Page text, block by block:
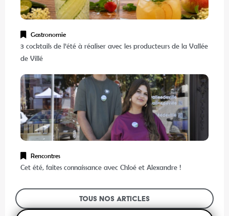
Gastronomie
3 cocktails de l’été à réaliser avec les producteurs de la Vallée
de Villé
Rencontres
Cet été, faites connaissance avec Chloé et Alexandre !
Tous nos articles